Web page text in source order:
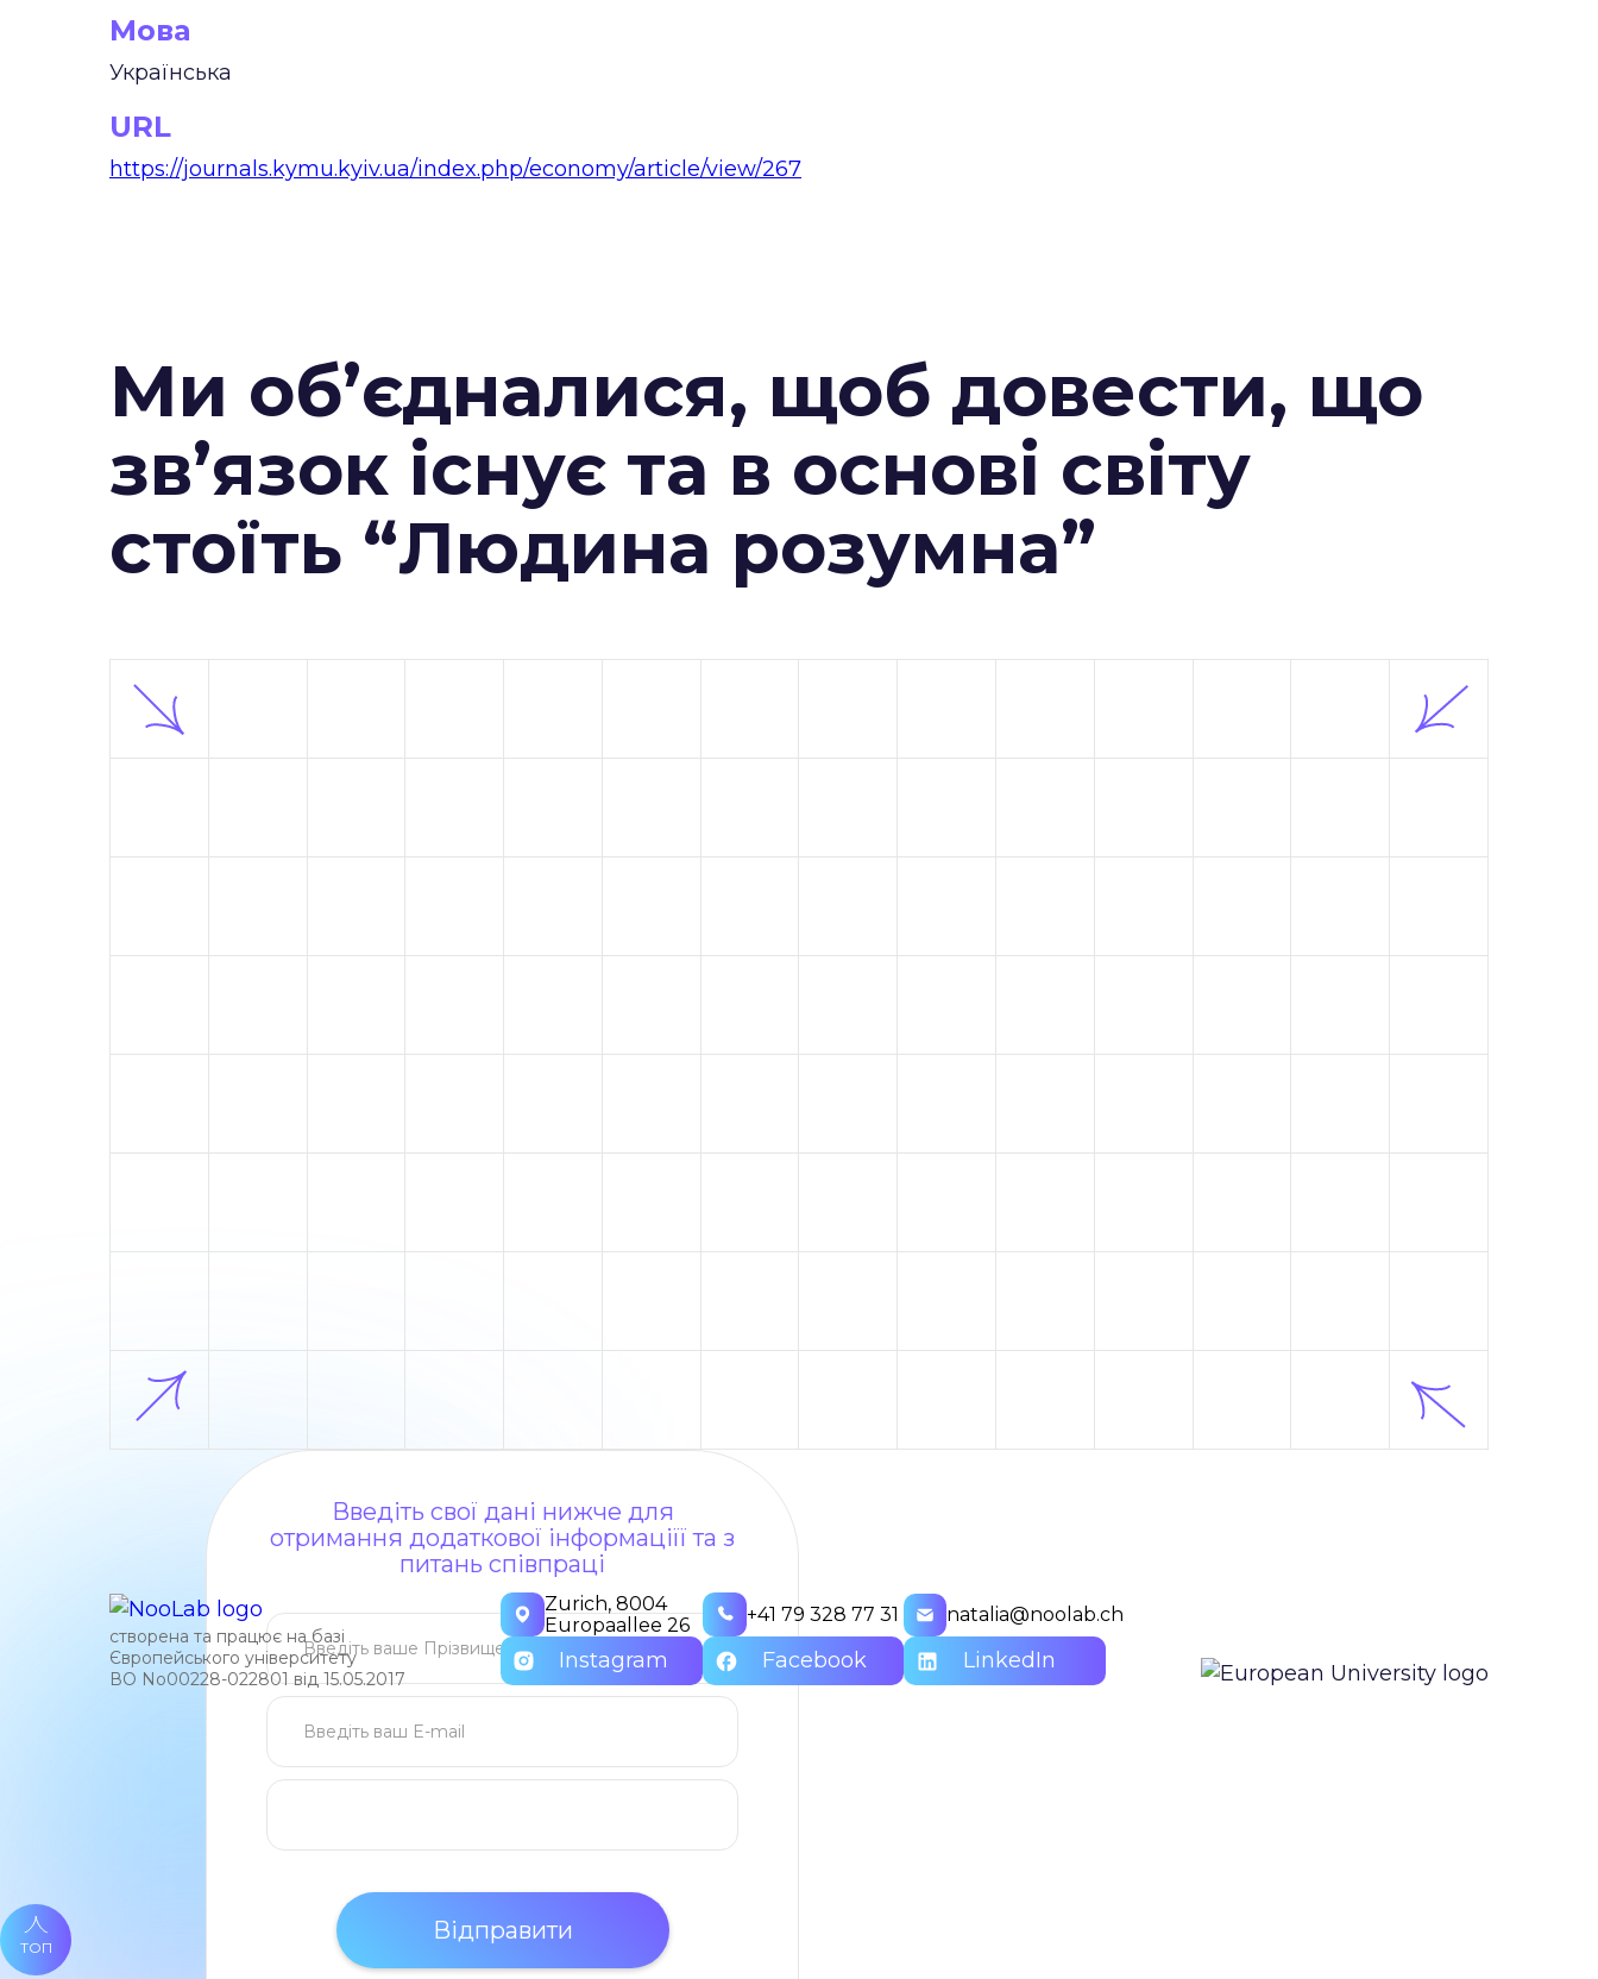
Мова
Українська
URL
https://journals.kymu.kyiv.ua/index.php/economy/article/view/267
Ми об’єдналися, щоб довести, що
зв’язок існує та в основі світу
стоїть “Людина розумна”
Введіть свої дані нижче для
отримання додаткової інформаціїї та з
питань співпраці
створена та працює на базі
Європейського університету
ВО No00228-022801 від 15.05.2017
Zurich, 8004
Europaallee 26
+41 79 328 77 31 natalia@noolab.ch
Instagram Facebook LinkedIn
ТОП